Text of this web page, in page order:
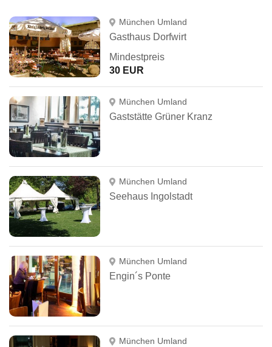
München Umland
Gasthaus Dorfwirt
Mindestpreis
30 EUR
München Umland
Gaststätte Grüner Kranz
München Umland
Seehaus Ingolstadt
München Umland
Engin´s Ponte
München Umland